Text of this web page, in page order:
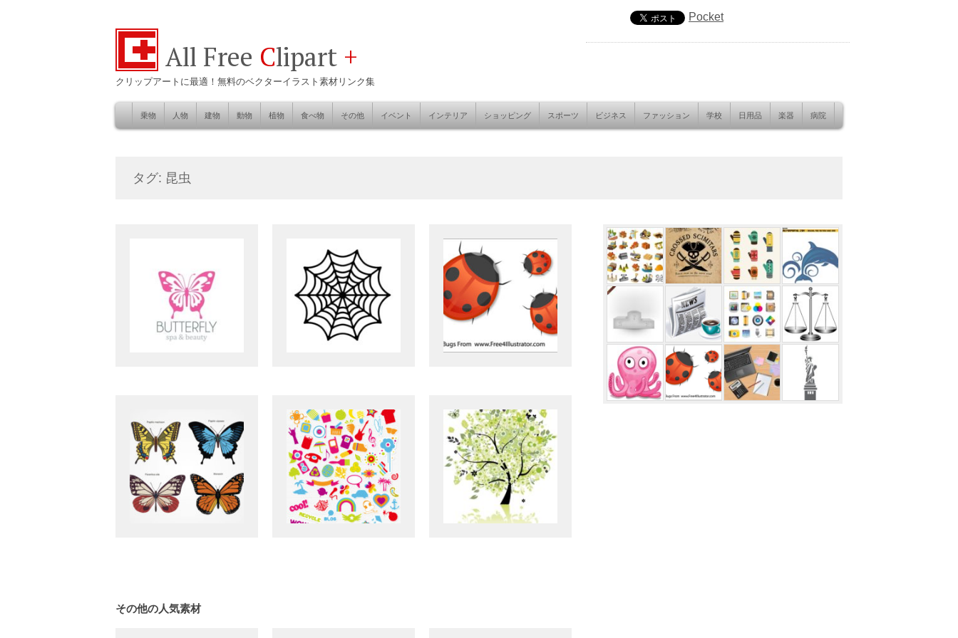
Pocket
All Free Clipart +
クリップアートに最適！無料のベクターイラスト素材リンク集
Skip
content
乗物 人物 建物 動物 植物 食べ物 その他 イベント インテリア ショッピング スポーツ ビジネス ファッション 学校 日用品 楽器 病院
タグ: 昆虫
その他の人気素材